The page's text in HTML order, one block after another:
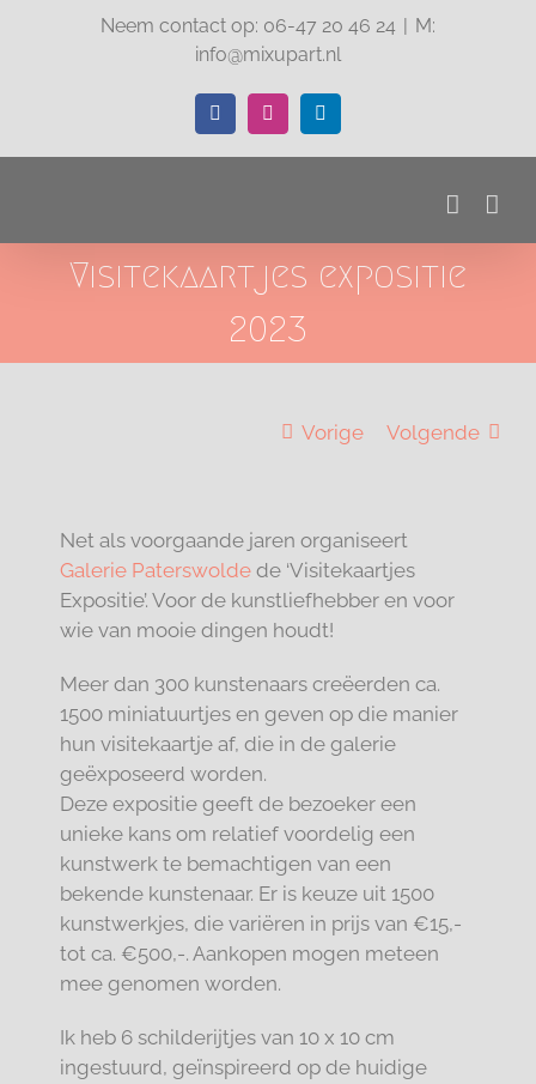
Neem contact op: 06-47 20 46 24 | M:
info@mixupart.nl
FacebookInstagramLinkedIn
Visitekaartjes expositie
2023
Vorige Volgende
Net als voorgaande jaren organiseert
Galerie Paterswolde de ‘Visitekaartjes
Expositie’. Voor de kunstliefhebber en voor
wie van mooie dingen houdt!
Meer dan 300 kunstenaars creëerden ca.
1500 miniatuurtjes en geven op die manier
hun visitekaartje af, die in de galerie
geëxposeerd worden.
Deze expositie geeft de bezoeker een
unieke kans om relatief voordelig een
kunstwerk te bemachtigen van een
bekende kunstenaar. Er is keuze uit 1500
kunstwerkjes, die variëren in prijs van €15,-
tot ca. €500,-. Aankopen mogen meteen
mee genomen worden.
Ik heb 6 schilderijtjes van 10 x 10 cm
ingestuurd, geïnspireerd op de huidige